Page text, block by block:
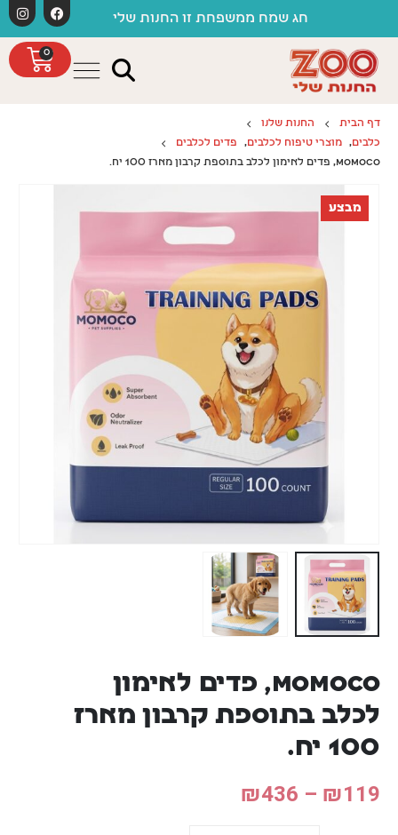
חג שמח ממשפחת זו החנות שלי
0
דף הבית
החנות שלנו
כלבים, מוצרי טיפוח לכלבים,
פדים לכלבים
MOMOCO, פדים לאימון לכלב בתוספת קרבון מארז 100 יח.
מבצע
MOMOCO, פדים לאימון
לכלב בתוספת קרבון מארז
100 יח.
₪119
–
₪436